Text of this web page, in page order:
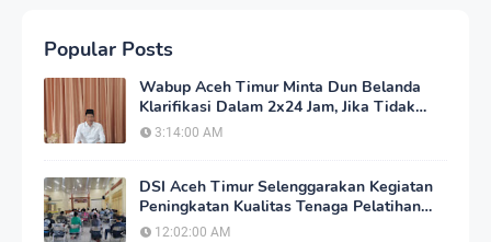
Popular Posts
Wabup Aceh Timur Minta Dun Belanda
Klarifikasi Dalam 2x24 Jam, Jika Tidak
Akan Tempuh Jalur Hukum
3:14:00 AM
DSI Aceh Timur Selenggarakan Kegiatan
Peningkatan Kualitas Tenaga Pelatihan
Tilawatil Qur'an
12:02:00 AM